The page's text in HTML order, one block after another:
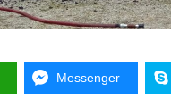
Messenger